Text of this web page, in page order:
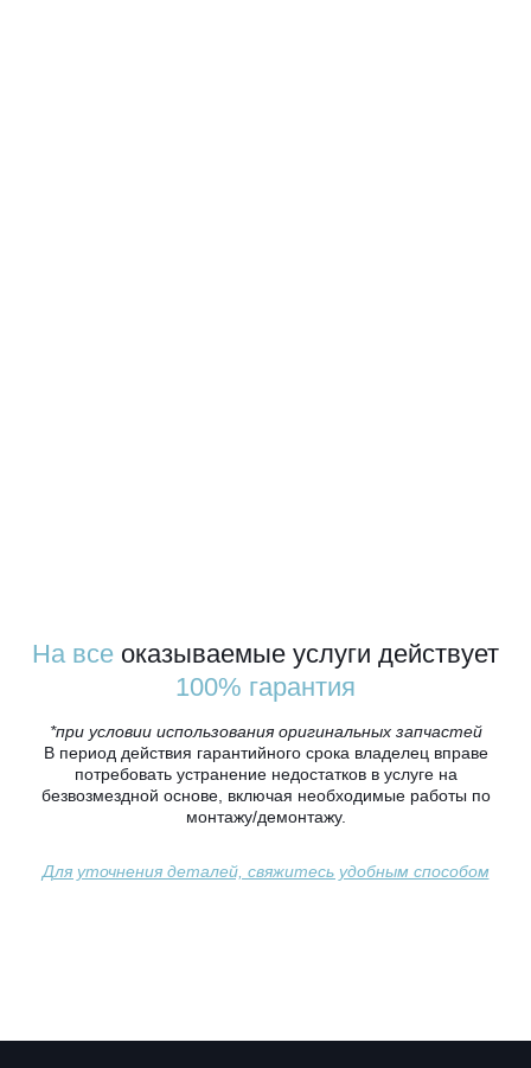
На все оказываемые услуги действует
100% гарантия
*при условии использования оригинальных запчастей
В период действия гарантийного срока владелец вправе
потребовать устранение недостатков в услуге на
безвозмездной основе, включая необходимые работы по
монтажу/демонтажу.
Для уточнения деталей, свяжитесь удобным способом